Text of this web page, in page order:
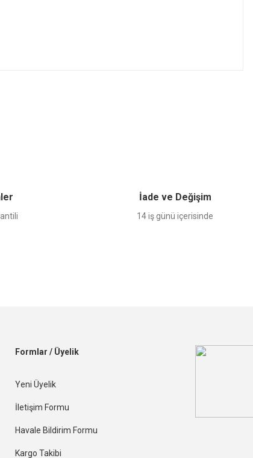
İade ve Değişim
14 iş günü içerisinde
Formlar / Üyelik
Yeni Üyelik
İletişim Formu
Havale Bildirim Formu
Kargo Takibi